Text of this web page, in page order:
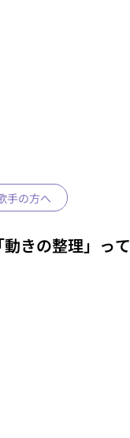
手の方へ
きの整理」って